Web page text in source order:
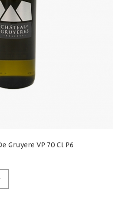
Gruyere VP 70 Cl P6